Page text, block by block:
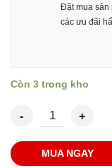
Đặt mua sản
các ưu đãi
Còn 3 trong kho
Túi Mizuno Tour
MUA NGAY